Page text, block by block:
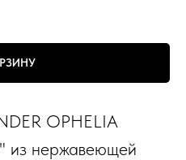
OPHELIA
из нержавеющей